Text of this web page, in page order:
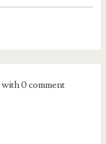
with0 comment